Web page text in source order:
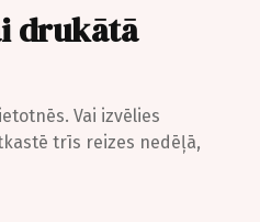
drukātā
Vai izvēlies
trīs reizes nedēļā,